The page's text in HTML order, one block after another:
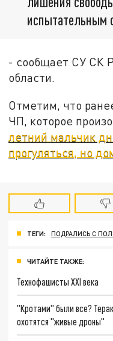
испытательным
- сообщает СУ СК
области.
Отметим, что
ЧП, которое
летний мальчик
прогуляться, но
ТЕГИ: ПОДРАЛИСЬ С
ЧИТАЙТЕ ТАКЖЕ:
Технофашисты XXI века
"Кротами" были все?
охотятся "живые дроны"